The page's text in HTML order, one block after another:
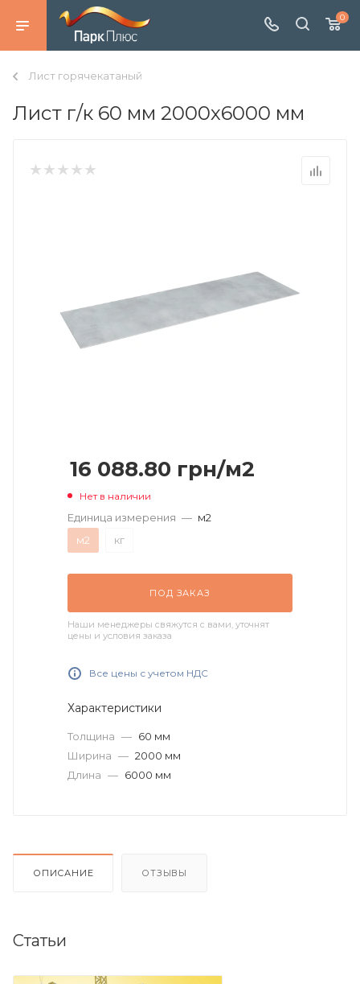
0
Лист горячекатаный
Лист г/к 60 мм 2000х6000 мм
16 088.80 грн/м2
Нет в наличии
Единица измерения — м2
м2
кг
ПОД ЗАКАЗ
Наши менеджеры свяжутся с вами, уточнят
цены и условия заказа
Все цены с учетом НДС
Характеристики
Толщина — 60 мм
Ширина — 2000 мм
Длина — 6000 мм
ОПИСАНИЕ ОТЗЫВЫ
Статьи